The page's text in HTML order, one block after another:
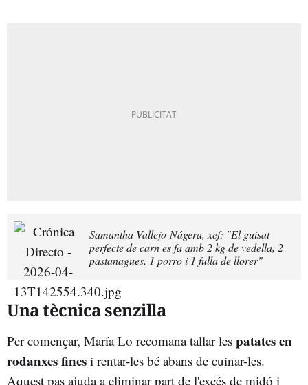
Samantha Vallejo-Nágera, xef: "El guisat
perfecte de carn es fa amb 2 kg de vedella, 2
pastanagues, 1 porro i 1 fulla de llorer"
Una tècnica senzilla
Per començar, María Lo recomana tallar les patates en
rodanxes fines i rentar-les bé abans de cuinar-les.
Aquest pas ajuda a eliminar part de l'excés de midó i